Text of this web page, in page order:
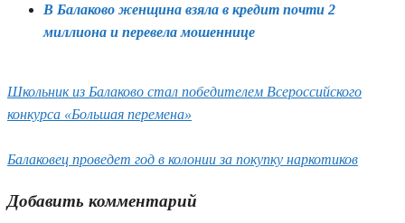
В Балаково женщина взяла в кредит почти 2
миллиона и перевела мошеннице
Школьник из Балаково стал победителем Всероссийского
конкурса «Большая перемена»
Балаковец проведет год в колонии за покупку наркотиков
Добавить комментарий